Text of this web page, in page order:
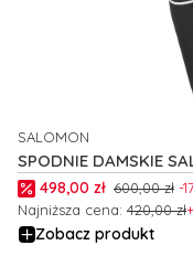
SPODNIE DAMSKIE
PRODUCENT
SALOMON
Cena promocyjna
498,00 zł 600,00 zł -
Najniższa cena: 420,00 zł
Zobacz produkt